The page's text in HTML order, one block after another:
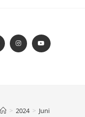
> 2024 > Juni